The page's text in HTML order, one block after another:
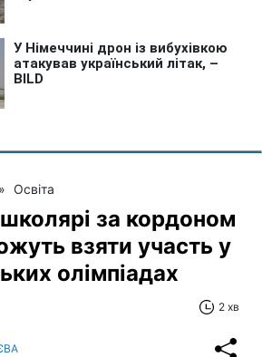
» Освіта
школярі за кордоном
взяти участь у
олімпіадах
2 хв